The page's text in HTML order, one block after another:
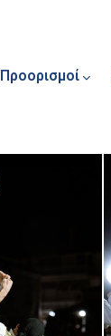
Προορισμοί